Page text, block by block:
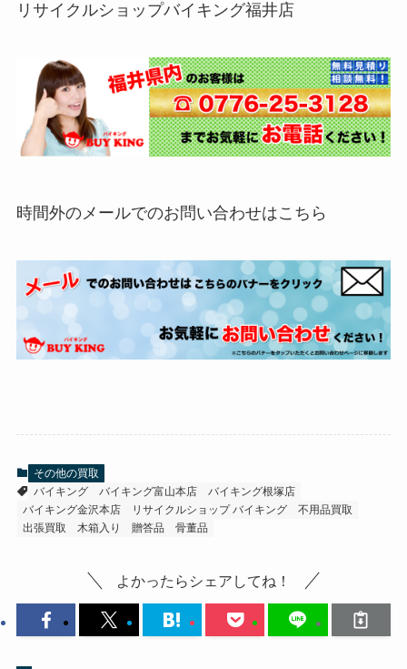
リサイクルショップバイキング福井店
時間外のメールでのお問い合わせはこちら
その他の買取
バイキング
バイキング富山本店
バイキング根塚店
バイキング金沢本店
リサイクルショップ バイキング
不用品買取
出張買取
木箱入り 贈答品 骨董品
よかったらシェアしてね！